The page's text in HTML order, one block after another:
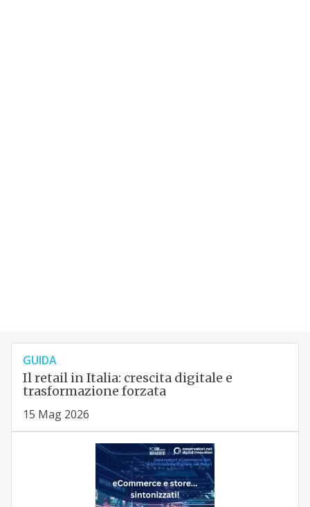
GUIDA
Il retail in Italia: crescita digitale e
trasformazione forzata
15 Mag 2026